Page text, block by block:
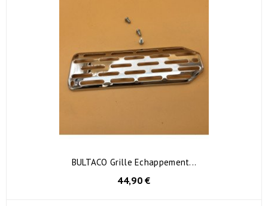
BULTACO Grille Echappement...
44,90 €